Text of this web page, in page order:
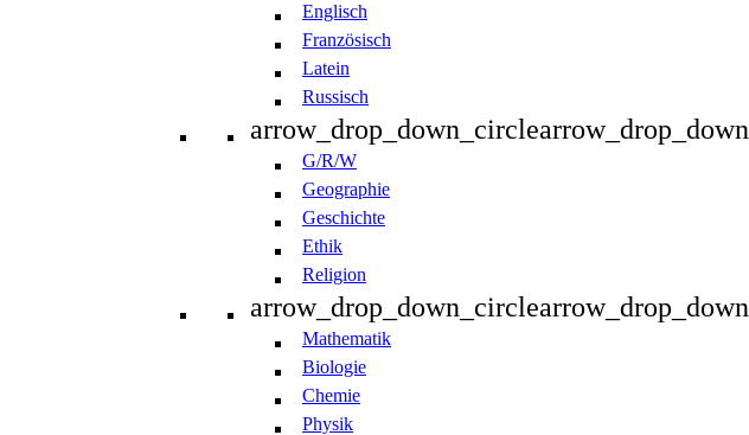
Englisch
Französisch
Latein
Russisch
arrow_drop_down_circlearrow_drop_down
G/R/W
Geographie
Geschichte
Ethik
Religion
arrow_drop_down_circlearrow_drop_down
Mathematik
Biologie
Chemie
Physik